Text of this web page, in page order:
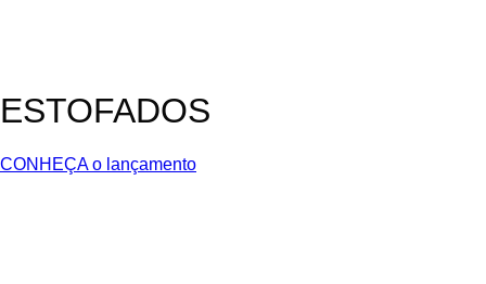
ESTOFADOS
CONHEÇA o lançamento